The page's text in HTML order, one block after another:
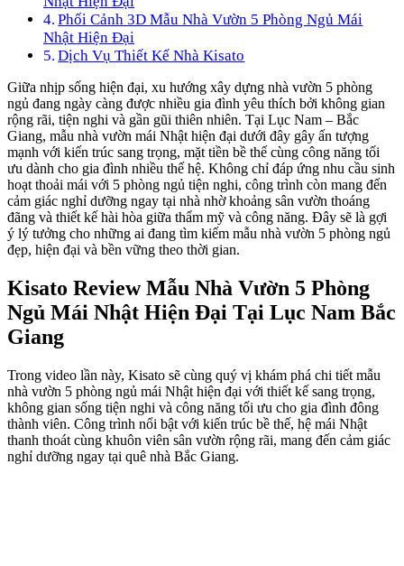
Phối Cảnh 3D Mẫu Nhà Vườn 5 Phòng Ngủ Mái
Nhật Hiện Đại
Dịch Vụ Thiết Kế Nhà Kisato
Giữa nhịp sống hiện đại, xu hướng xây dựng nhà vườn 5 phòng
ngủ đang ngày càng được nhiều gia đình yêu thích bởi không gian
rộng rãi, tiện nghi và gần gũi thiên nhiên. Tại Lục Nam – Bắc
Giang, mẫu nhà vườn mái Nhật hiện đại dưới đây gây ấn tượng
mạnh với kiến trúc sang trọng, mặt tiền bề thế cùng công năng tối
ưu dành cho gia đình nhiều thế hệ. Không chỉ đáp ứng nhu cầu sinh
hoạt thoải mái với 5 phòng ngủ tiện nghi, công trình còn mang đến
cảm giác nghỉ dưỡng ngay tại nhà nhờ khoảng sân vườn thoáng
đãng và thiết kế hài hòa giữa thẩm mỹ và công năng. Đây sẽ là gợi
ý lý tưởng cho những ai đang tìm kiếm mẫu nhà vườn 5 phòng ngủ
đẹp, hiện đại và bền vững theo thời gian.
Kisato Review Mẫu Nhà Vườn 5 Phòng
Ngủ Mái Nhật Hiện Đại Tại Lục Nam Bắc
Giang
Trong video lần này, Kisato sẽ cùng quý vị khám phá chi tiết mẫu
nhà vườn 5 phòng ngủ mái Nhật hiện đại với thiết kế sang trọng,
không gian sống tiện nghi và công năng tối ưu cho gia đình đông
thành viên. Công trình nổi bật với kiến trúc bề thế, hệ mái Nhật
thanh thoát cùng khuôn viên sân vườn rộng rãi, mang đến cảm giác
nghỉ dưỡng ngay tại quê nhà Bắc Giang.